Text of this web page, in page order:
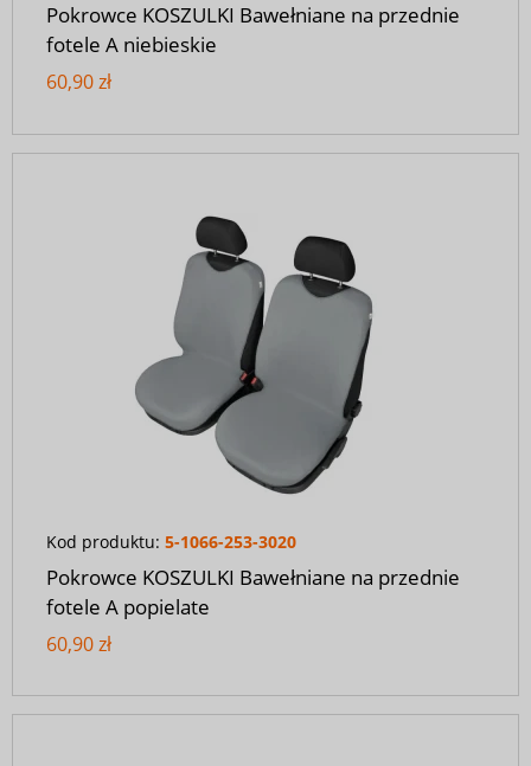
Pokrowce KOSZULKI Bawełniane na przednie
fotele A niebieskie
60,90 zł
Kod produktu: 5-1066-253-3020
Pokrowce KOSZULKI Bawełniane na przednie
fotele A popielate
60,90 zł